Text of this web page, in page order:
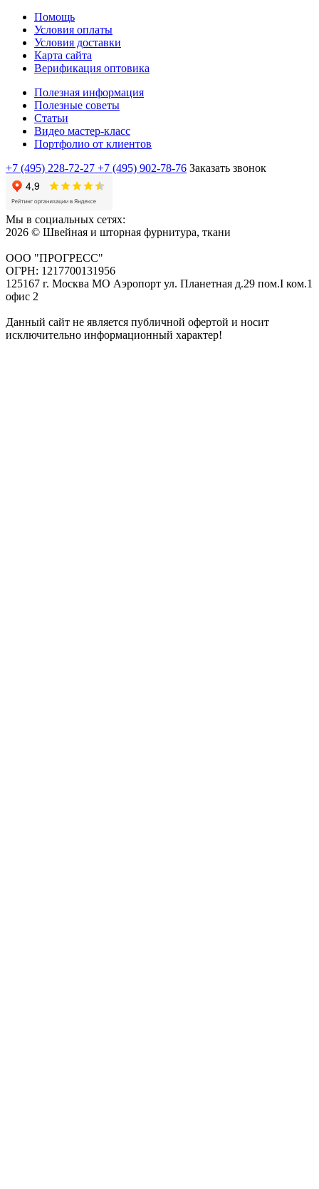
Помощь
Условия оплаты
Условия доставки
Карта сайта
Верификация оптовика
Полезная информация
Полезные советы
Статьи
Видео мастер-класс
Портфолио от клиентов
+7 (495) 228-72-27 +7 (495) 902-78-76 Заказать звонок
Мы в социальных сетях:
2026 © Швейная и шторная фурнитура, ткани
ООО "ПРОГРЕСС"
ОГРН: 1217700131956
125167 г. Москва МО Аэропорт ул. Планетная д.29 пом.I ком.1
офис 2
Данный сайт не является публичной офертой и носит
исключительно информационный характер!